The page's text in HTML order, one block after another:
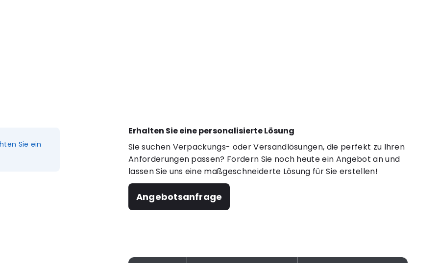
Erhalten Sie eine personalisierte Lösung
Sie suchen Verpackungs- oder Versandlösungen, die perfekt zu Ihren
Anforderungen passen? Fordern Sie noch heute ein Angebot an und
lassen Sie uns eine maßgeschneiderte Lösung für Sie erstellen!
Angebotsanfrage
Sie ein